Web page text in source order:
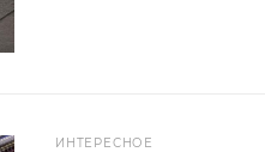
ИНТЕРЕСНОЕ